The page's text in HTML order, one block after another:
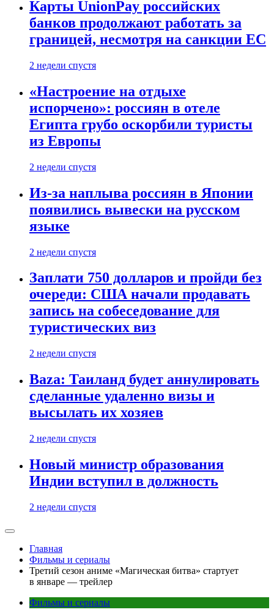
Карты UnionPay российских
банков продолжают работать за
границей, несмотря на санкции ЕС
2 недели спустя
«Настроение на отдыхе
испорчено»: россиян в отеле
Египта грубо оскорбили туристы
из Европы
2 недели спустя
Из-за наплыва россиян в Японии
появились вывески на русском
языке
2 недели спустя
Заплати 750 долларов и пройди без
очереди: США начали продавать
запись на собеседование для
туристических виз
2 недели спустя
Baza: Таиланд будет аннулировать
сделанные удаленно визы и
высылать их хозяев
2 недели спустя
Новый министр образования
Индии вступил в должность
2 недели спустя
Главная
Фильмы и сериалы
Третий сезон аниме «Магическая битва» стартует
в январе — трейлер
Фильмы и сериалы